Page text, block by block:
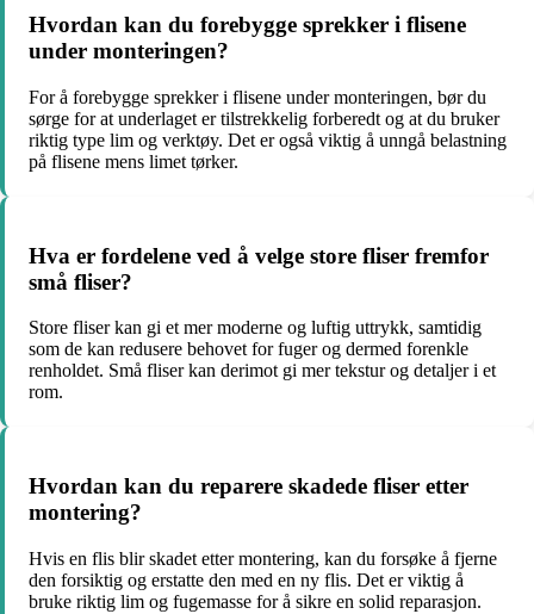
Hvordan kan du forebygge sprekker i flisene
under monteringen?
For å forebygge sprekker i flisene under monteringen, bør du
sørge for at underlaget er tilstrekkelig forberedt og at du bruker
riktig type lim og verktøy. Det er også viktig å unngå belastning
på flisene mens limet tørker.
Hva er fordelene ved å velge store fliser fremfor
små fliser?
Store fliser kan gi et mer moderne og luftig uttrykk, samtidig
som de kan redusere behovet for fuger og dermed forenkle
renholdet. Små fliser kan derimot gi mer tekstur og detaljer i et
rom.
Hvordan kan du reparere skadede fliser etter
montering?
Hvis en flis blir skadet etter montering, kan du forsøke å fjerne
den forsiktig og erstatte den med en ny flis. Det er viktig å
bruke riktig lim og fugemasse for å sikre en solid reparasjon.